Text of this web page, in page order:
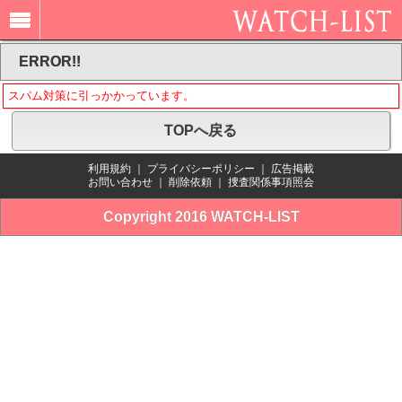
ERROR!!
スパム対策に引っかかっています。
TOPへ戻る
利用規約 プライバシーポリシー
広告掲載
お問い合わせ
削除依頼 捜査関係事項照会
Copyright 2016 WATCH-LIST